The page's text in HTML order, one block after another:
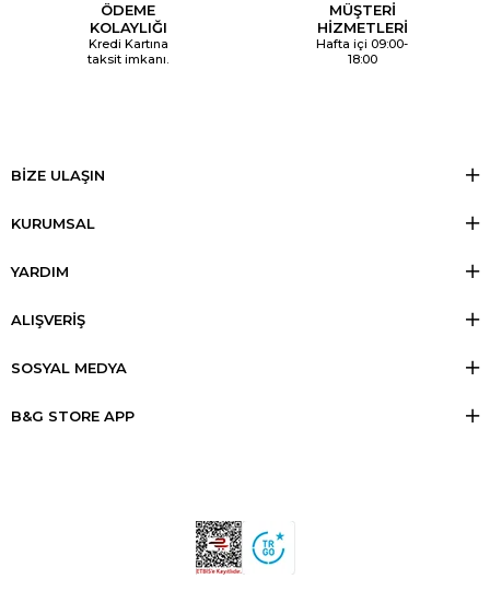
ÖDEME
KOLAYLIĞI
Kredi Kartına
taksit imkanı.
MÜŞTERİ
HİZMETLERİ
Hafta içi 09:00-
18:00
BİZE ULAŞIN
KURUMSAL
YARDIM
ALIŞVERİŞ
SOSYAL MEDYA
B&G STORE APP